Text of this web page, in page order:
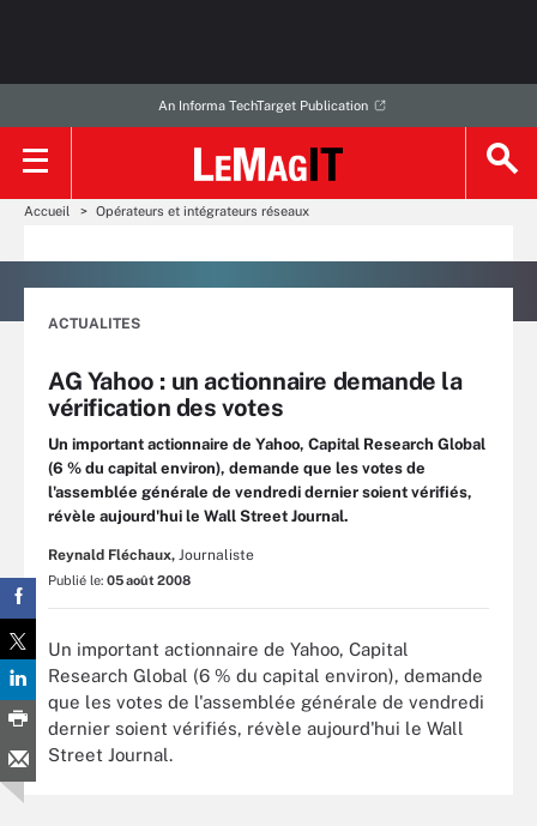
An Informa TechTarget Publication
Accueil Opérateurs et intégrateurs réseaux
ACTUALITES
AG Yahoo : un actionnaire demande la
vérification des votes
Un important actionnaire de Yahoo, Capital Research Global
(6 % du capital environ), demande que les votes de
l'assemblée générale de vendredi dernier soient vérifiés,
révèle aujourd'hui le Wall Street Journal.
Reynald Fléchaux, Journaliste
Publié le: 05 août 2008
Un important actionnaire de Yahoo, Capital
Research Global (6 % du capital environ), demande
que les votes de l'assemblée générale de vendredi
dernier soient vérifiés, révèle aujourd'hui le Wall
Street Journal.